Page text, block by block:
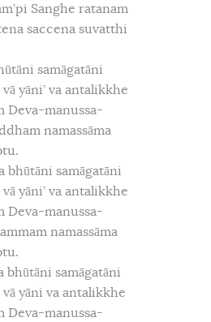
Sanghe ratanam
saccena suvatthi
samāgatāni
yāni’ va antalikkhe
Deva-manussa-
namassāma
bhūtāni samāgatāni
yāni’ va antalikkhe
Deva-manussa-
namassāma
bhūtāni samāgatāni
yāni va antalikkhe
Deva-manussa-